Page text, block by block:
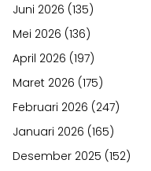
Juni 2026 (135)
Mei 2026 (136)
April 2026 (197)
Maret 2026 (175)
Februari 2026 (247)
Januari 2026 (165)
Desember 2025 (152)